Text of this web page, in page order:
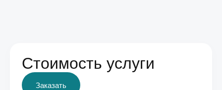
Стоимость услуги
Заказать